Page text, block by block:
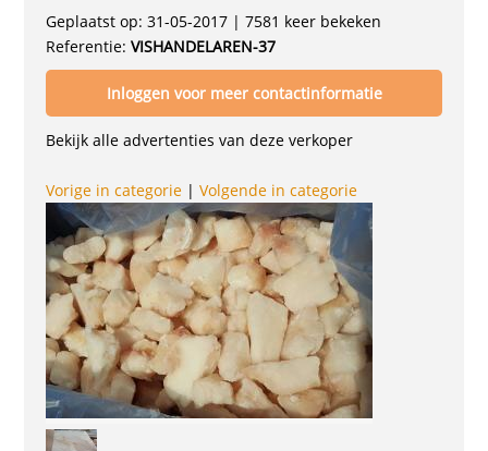
Geplaatst op: 31-05-2017 | 7581 keer bekeken
Referentie:VISHANDELAREN-37
Inloggen voor meer contactinformatie
Bekijk alle advertenties van deze verkoper
Vorige in categorie |Volgende in categorie